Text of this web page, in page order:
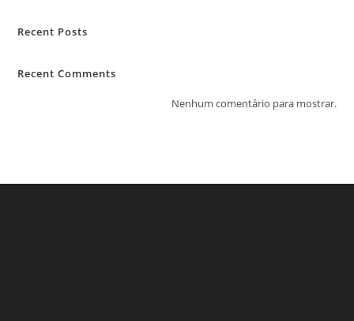
Recent Posts
Recent Comments
Nenhum comentário para mostrar.